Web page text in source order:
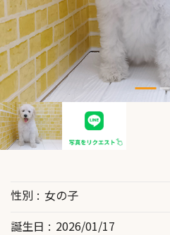
性別
女の子
誕生日
2026/01/17